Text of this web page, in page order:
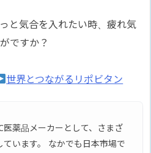
と気合を入れたい時、疲れ気
ですか？
世界とつながるリポビタン
薬品メーカーとして、さまざ
います。 なかでも日本市場で